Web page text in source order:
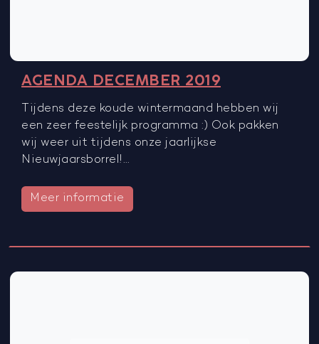
AGENDA DECEMBER 2019
Tijdens deze koude wintermaand hebben wij
een zeer feestelijk programma :) Ook pakken
wij weer uit tijdens onze jaarlijkse
Nieuwjaarsborrel!…
Meer informatie